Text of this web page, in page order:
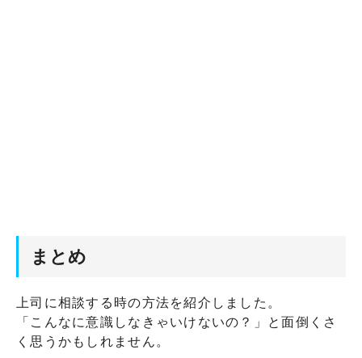
まとめ
上司に相談する時の方法を紹介しました。
「こんなに意識しなきゃいけないの？」と面倒くさ
く思うかもしれません。